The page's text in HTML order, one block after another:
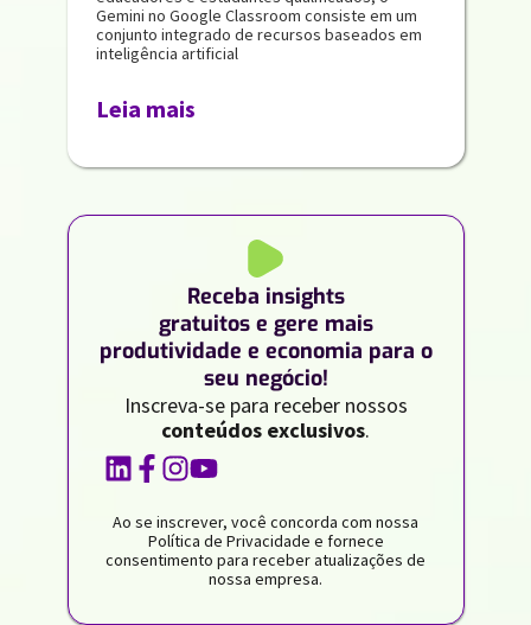
Gemini no Google Classroom consiste em um
conjunto integrado de recursos baseados em
inteligência artificial
Leia mais
Receba insights
gratuitos e gere mais
produtividade e economia para o
seu negócio!
Inscreva-se para receber nossos
conteúdos exclusivos.
Ao se inscrever, você concorda com nossa
Política de Privacidade e fornece
consentimento para receber atualizações de
nossa empresa.